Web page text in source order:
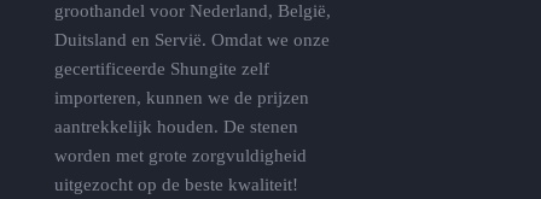
groothandel voor Nederland, België,
Duitsland en Servië. Omdat we onze
gecertificeerde Shungite zelf
importeren, kunnen we de prijzen
aantrekkelijk houden. De stenen
worden met grote zorgvuldigheid
uitgezocht op de beste kwaliteit!